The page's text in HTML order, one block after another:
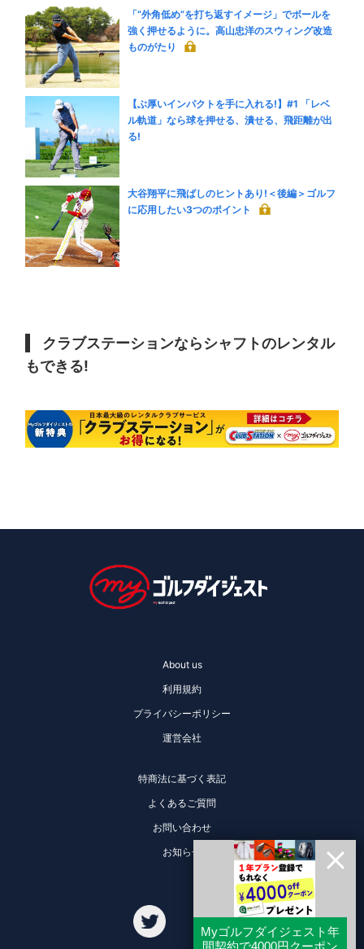
「“外角低め”を打ち返すイメージ」でボールを
強く押せるように。高山忠洋のスウィング改造
ものがたり
【ぶ厚いインパクトを手に入れる!】#1 「レベ
ル軌道」なら球を押せる、潰せる、飛距離が出
る!
大谷翔平に飛ばしのヒントあり!＜後編＞ゴルフ
に応用したい3つのポイント
クラブステーションならシャフトのレンタル
もできる!
About us
利用規約
プライバシーポリシー
運営会社
特商法に基づく表記
よくあるご質問
お問い合わせ
お知らせ